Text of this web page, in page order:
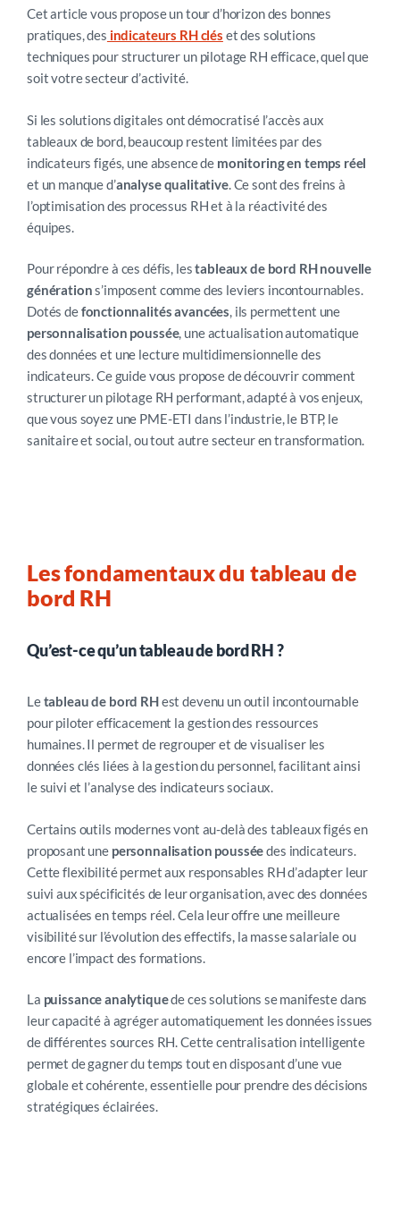
Cet article vous propose un tour d’horizon des bonnes
pratiques, des indicateurs RH clés et des solutions
techniques pour structurer un pilotage RH efficace, quel que
soit votre secteur d’activité.
Si les solutions digitales ont démocratisé l’accès aux
tableaux de bord, beaucoup restent limitées par des
indicateurs figés, une absence de monitoring en temps réel
et un manque d’analyse qualitative. Ce sont des freins à
l’optimisation des processus RH et à la réactivité des
équipes.
Pour répondre à ces défis, lestableaux de bord RH nouvelle
générations’imposent comme des leviers incontournables.
Dotés defonctionnalités avancées, ils permettent une
personnalisation poussée, une actualisation automatique
des données et une lecture multidimensionnelle des
indicateurs. Ce guide vous propose de découvrir comment
structurer un pilotage RH performant, adapté à vos enjeux,
que vous soyez une PME-ETI dans l’industrie, le BTP, le
sanitaire et social, ou tout autre secteur en transformation.
Les fondamentaux du tableau de
bord RH
Qu’est-ce qu’un tableau de bord RH ?
Letableau de bord RHest devenu un outil incontournable
pour piloter efficacement la gestion des ressources
humaines. Il permet de regrouper et de visualiser les
données clés liées à la gestion du personnel, facilitant ainsi
le suivi et l’analyse des indicateurs sociaux.
Certains outils modernes vont au-delà des tableaux figés en
proposant une personnalisation pousséedes indicateurs.
Cette flexibilité permet aux responsables RH d’adapter leur
suivi aux spécificités de leur organisation, avec des données
actualisées en temps réel. Cela leur offre une meilleure
visibilité sur l’évolution des effectifs, la masse salariale ou
encore l’impact des formations.
La puissance analytiquede ces solutions se manifeste dans
leur capacité à agréger automatiquement les données issues
de différentes sources RH. Cette centralisation intelligente
permet de gagner du temps tout en disposant d’une vue
globale et cohérente, essentielle pour prendre des décisions
stratégiques éclairées.